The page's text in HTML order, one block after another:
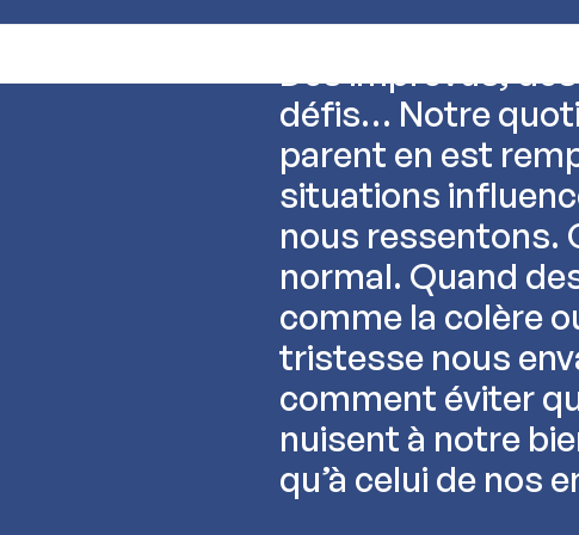
Des imprévus,
défis… Notre
parent en est
situations
nous ressentons.
normal. Quand
comme la colère
tristesse nous
comment éviter
nuisent à notre
qu’à celui de nos